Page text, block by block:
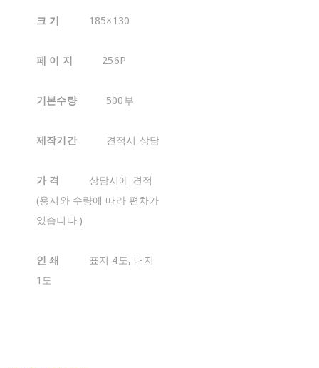
크 기 185×130
페 이 지 256P
기본수량 500부
제작기간 견적시 상담
가 격
상담시에 견적
(용지와 수량에 따라 편차가
있습니다.)
인 쇄
표지 4도, 내지
1도